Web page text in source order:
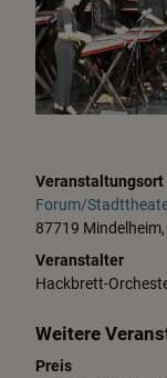
Veranstaltungsort
Forum/
87719
Veranstalter
Hackbrett-
Weitere
Preis